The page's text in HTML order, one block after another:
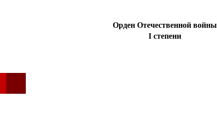
Орден Отечественной войны
I степени